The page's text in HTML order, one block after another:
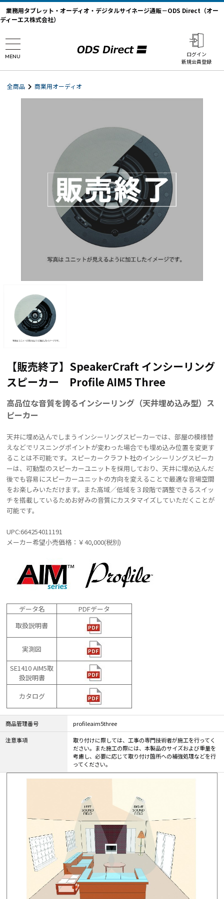
業務用タブレット・オーディオ・デジタルサイネージ通販－ODS Direct（オー
ディーエス株式会社）
MENU
ログイン
新規会員登録
全商品 商業用オーディオ
【販売終了】SpeakerCraft インシーリング
スピーカー Profile AIM5 Three
高品位な音質を誇るインシーリング（天井埋め込み型）ス
ピーカー
天井に埋め込んでしまうインシーリングスピーカーでは、部屋の模様替
えなどでリスニングポイントが変わった場合でも埋め込み位置を変更す
ることは不可能です。スピーカークラフト社のインシーリングスピーカ
ーは、可動型のスピーカーユニットを採用しており、天井に埋め込んだ
後でも容易にスピーカーユニットの方向を変えることで最適な音場空間
をお楽しみいただけます。また高域／低域を３段階で調整できるスイッ
チを搭載しているためお好みの音質にカスタマイズしていただくことが
可能です。
UPC:664254011191
メーカー希望小売価格：￥40,000(税別)
データ名
PDFデータ
取扱説明書
実測図
SE1410 AIM5取
扱説明書
カタログ
商品管理番号 profileaim5three
注意事項
取り付けに際しては、工事の専門技術者が施工を行ってく
ださい。また施工の際には、本製品のサイズおよび重量を
考慮し、必要に応じて取り付け箇所への補強処理などを行
ってください。